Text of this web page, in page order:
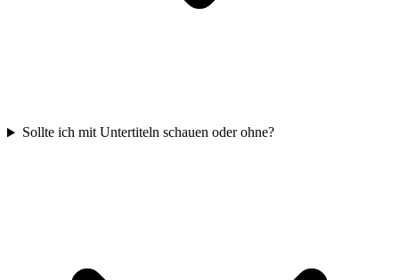
Sollte ich mit Untertiteln schauen oder ohne?